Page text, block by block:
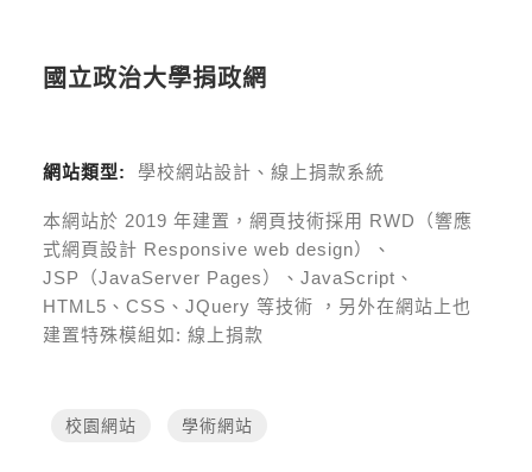
國立政治大學捐政網
網站類型: 學校網站設計、線上捐款系統
本網站於 2019 年建置，網頁技術採用 RWD（響應
式網頁設計 Responsive web design）、
JSP（JavaServer Pages）、JavaScript、
HTML5、CSS、JQuery 等技術
，另外在網站上也
建置特殊模組如:線上捐款
校園網站 學術網站